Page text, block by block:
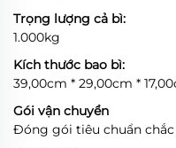
Trọng lượng cả bì:
1.000kg
Kích thước bao bì:
39,00cm * 29,00cm *
Gói vận chuyển
Đóng gói tiêu chuẩn chắc